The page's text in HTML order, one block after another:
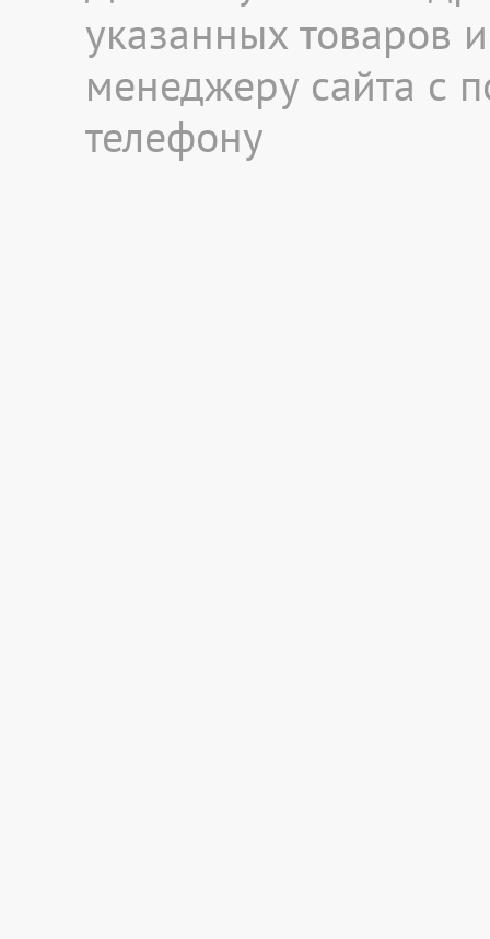
указанных товаров
менеджеру сайта с
телефону